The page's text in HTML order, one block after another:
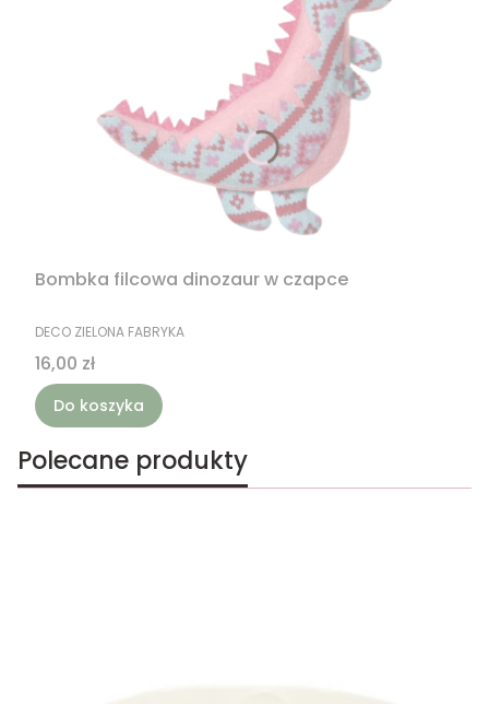
Bombka filcowa dinozaur w czapce
PRODUCENT
DECO ZIELONA FABRYKA
Cena
16,00 zł
Do koszyka
Polecane produkty